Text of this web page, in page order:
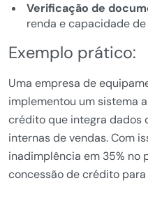
Verificação de
renda e capacidade
Exemplo prático:
Uma empresa de
implementou um sistema
crédito que integra dados
internas de vendas. Com
inadimplência em 35% no
concessão de crédito